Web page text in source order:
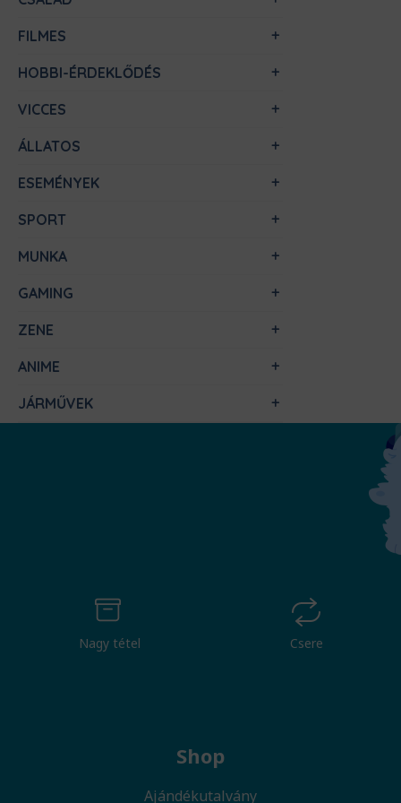
FILMES
HOBBI-ÉRDEKLŐDÉS
VICCES
ÁLLATOS
ESEMÉNYEK
SPORT
MUNKA
GAMING
ZENE
ANIME
JÁRMŰVEK
Nagy tétel Csere
Shop
Ajándékutalvány